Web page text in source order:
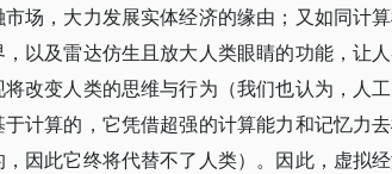
场，大力发展实体经济的缘由；又如同计
以及雷达仿生且放大人类眼睛的功能，让
改变人类的思维与行为（我们也认为，人
计算的，它凭借超强的计算能力和记忆力
因此它终将代替不了人类）。因此，虚拟